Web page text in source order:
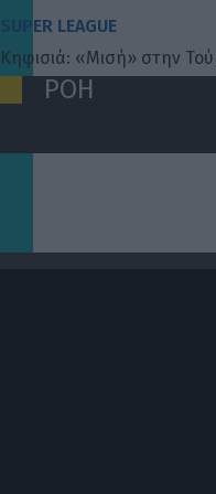
SUPER LEAGUE
Κηφισιά: «Μισή» στην
ΡΟΗ
Βιτάλις, αριστερό μπακ και
Αυτά θα δώσει ο Βιτάλις
ΠΑΟΚ… ύπνος και 0-1 η